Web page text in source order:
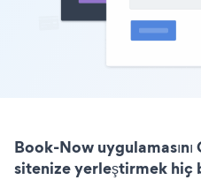
Book-Now
sitenize yerleştirmek hiç